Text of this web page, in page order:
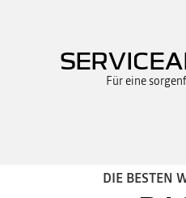
Für eine
DIE BESTEN